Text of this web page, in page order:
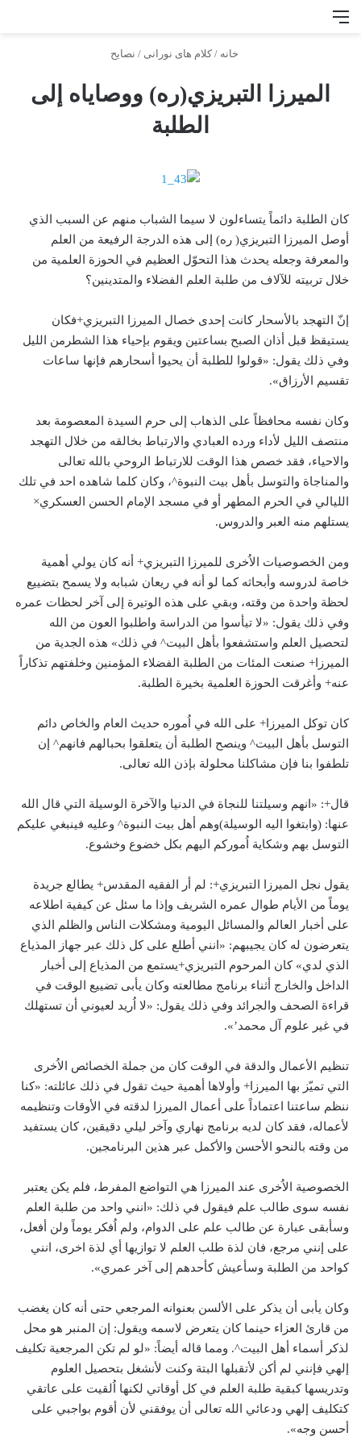
خانه / کلام های نورانی / نصايح
الميرزا التبريزي(ره) ووصاياه إلى
الطلبة
كان الطلبة دائماً يتساءلون لا سيما الشباب منهم عن السبب الذي
أوصل الميرزا التبريزي( ره) إلى هذه الدرجة الرفيعة من العلم
والمعرفة وجعله يحدث هذا التحوّل العظيم في الحوزة العلمية من
خلال تربيته للآلاف من طلبة العلم الفضلاء والمتدينين؟
إنّ التهجد بالأسحار كانت إحدى خصال الميرزا التبريزي+فكان
يستيقظ قبل أذان الصبح بساعتين ويقوم بإحياء هذا الشطرمن الليل
وفي ذلك يقول: «قولوا للطلبة أن يحيوا أسحارهم فإنها ساعات
تقسيم الأرزاق».
وكان نفسه محافظاً على الذهاب إلى حرم السيدة المعصومة بعد
منتصف الليل لأداء ورده العبادي والارتباط بخالقه من خلال التهجد
والاحياء، فقد خصص هذا الوقت للارتباط الروحي بالله تعالى
والمناجاة والتوسل بأهل بيت النبوة^، وكان كلما شاهده احد في تلك
الليالي في الحرم المطهر أو في مسجد الإمام الحسن العسكري×
يستلهم منه العبر والدروس.
ومن الخصوصيات الاُخرى للميرزا التبريزي+ أنه كان يولي أهمية
خاصة لدروسه وأبحاثه كما لو أنه في ريعان شبابه ولا يسمح بتضييع
لحظة واحدة من وقته، وبقي على هذه الوتيرة إلى آخر لحظات عمره
وفي ذلك يقول: «لا تيأسوا من الدراسة واطلبوا العون من الله
لتحصيل العلم واستشفعوا بأهل البيت^ في ذلك» هذه الجدية من
الميرزا+ صنعت المئات من الطلبة الفضلاء المؤمنين وخلفتهم تذكاراً
عنه+ وأغرقت الحوزة العلمية بخيرة الطلبة.
كان توكل الميرزا+ على الله في اُموره حديث العام والخاص دائم
التوسل بأهل البيت^ وينصح الطلبة أن يتعلقوا بحبالهم فانهم^ إن
تلطفوا بنا فإن مشاكلنا محلولة بإذن الله تعالى.
قال+: «انهم وسيلتنا للنجاة في الدنيا والآخرة الوسيلة التي قال الله
عنها: (وابتغوا اليه الوسيلة)وهم أهل بيت النبوة^ وعليه فينبغي عليكم
التوسل بهم وشكاية اُموركم اليهم بكل خضوع وخشوع.
يقول نجل الميرزا التبريزي+: لم أر الفقيه المقدس+ يطالع جريدة
يوماً من الأيام طوال عمره الشريف وإذا ما سئل عن كيفية اطلاعه
على أخبار العالم والمسائل اليومية ومشكلات الناس والظلم الذي
يتعرضون له كان يجيبهم: «انني أطلع على كل ذلك عبر جهاز المذياع
الذي لدي» كان المرحوم التبريزي+يستمع من المذياع إلى أخبار
الداخل والخارج أثناء برنامج مطالعته وكان يأبى تضييع الوقت في
قراءة الصحف والجرائد وفي ذلك يقول: «لا اُريد لعيوني أن تستهلك
في غير علوم آل محمد’».
تنظيم الأعمال والدقة في الوقت كان من جملة الخصائص الاُخرى
التي تميّز بها الميرزا+ وأولاها أهمية حيث تقول في ذلك عائلته: «كنا
ننظم ساعتنا اعتماداً على أعمال الميرزا لدقته في الأوقات وتنظيمه
لأعماله، فقد كان لديه برنامج نهاري وآخر ليلي دقيقين، كان يستفيد
من وقته بالنحو الأحسن والأكمل عبر هذين البرنامجين.
الخصوصية الاُخرى عند الميرزا هي التواضع المفرط، فلم يكن يعتبر
نفسه سوى طالب علم فيقول في ذلك: «انني واحد من طلبة العلم
وسأبقى عبارة عن طالب علم على الدوام، ولم اُفكر يوماً ولن أفعل،
على إنني مرجع، فان لذة طلب العلم لا توازيها أي لذة اخرى، انني
كواحد من الطلبة وسأعيش كأحدهم إلى آخر عمري».
وكان يأبى أن يذكر على الألسن بعنوانه المرجعي حتى أنه كان يغضب
من قارئ العزاء حينما كان يتعرض لاسمه ويقول: إن المنبر هو محل
لذكر أسماء أهل البيت^. ومما قاله أيضاً: «لو لم تكن المرجعية تكليف
إلهي فإنني لم أكن لأتقبلها البتة وكنت لأنشغل بتحصيل العلوم
وتدريسها كبقية طلبة العلم في كل أوقاتي لكنها اُلقيت على عاتقي
كتكليف إلهي ودعائي الله تعالى أن يوفقني لأن أقوم بواجبي على
أحسن وجه».